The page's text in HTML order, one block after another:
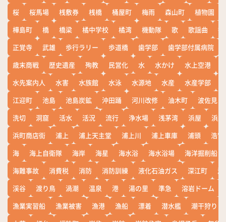
桜
桜馬場 桟敷券 桟橋 桶屋町 梅雨 森山町 植物園
樺島町
橋 橋梁 橘中学校 橘湾 機動隊 歌 歌謡曲
正覚寺
武雄 歩行ラリー 歩道橋 歯学部 歯学部付属病院
歳末商戦
歴史遺産 殉教 民営化 水 水かけ 水上空港
水先案内人
水害 水族館 水泳 水源地 水産 水産学部
江迎町
池島 池島炭鉱 沖田踊 河川改修 油木町
波佐見
洗切
洞窟 活水 活況 流行 浄水場 浅茅湾 浜屋
浜
浜町商店街
浦上 浦上天主堂 浦上川 浦上車庫 浦頭
浩宮
海
海上自衛隊 海岸 海星 海水浴 海水浴場
海洋掘削船
海難事故
消費税 消防 消防訓練 液化石油ガス 深江町
淵
渓谷
渡り鳥 渦潮 温泉 港 湯の里 準急 溶岩ドーム
漁業実習船
漁業被害 漁港 漁船 漂着 潜水艦
潮干狩り